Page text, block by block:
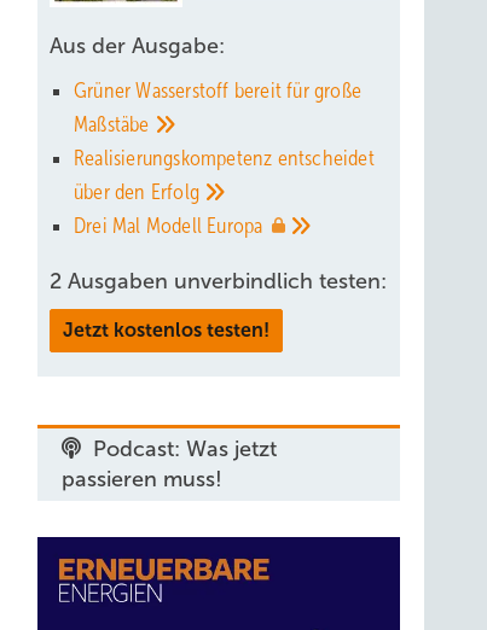
Aus der Ausgabe:
Grüner Wasserstoff bereit für große
Maßstäbe
Realisierungskompetenz entscheidet
über den Erfolg
Drei Mal Modell Europa
2 Ausgaben unverbindlich testen:
Jetzt kostenlos testen!
Podcast: Was jetzt
passieren muss!